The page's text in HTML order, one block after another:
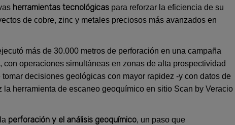
herramientas tecnológicas para reforzar la eficiencia de su
de cobre, zinc y metales preciosos más avanzados en
más de 30.000 metros de perforación en una campaña
operaciones simultáneas en zonas de alta prospectividad
decisiones geológicas con mayor rapidez -y con datos de
herramienta de escaneo geoquímico en sitio Scan by Veracio
perforación y el análisis geoquímico, un paso que